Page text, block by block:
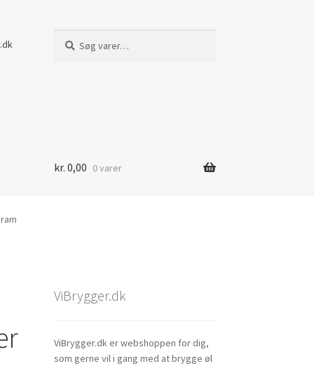
efter:
kr. 0,00 0 varer
ViBrygger.dk
ViBrygger.dk er webshoppen for dig,
som gerne vil i gang med at brygge øl